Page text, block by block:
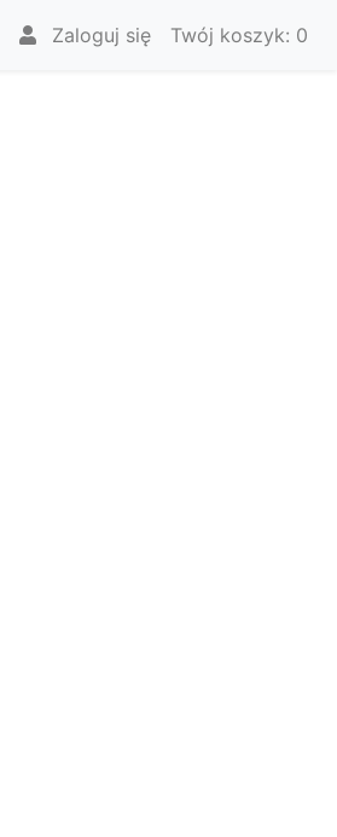
Zaloguj się Twój koszyk: 0